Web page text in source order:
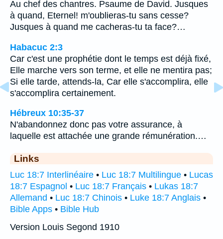
Au chef des chantres. Psaume de David. Jusques
à quand, Eternel! m'oublieras-tu sans cesse?
Jusques à quand me cacheras-tu ta face?…
Habacuc 2:3
Car c'est une prophétie dont le temps est déjà fixé,
Elle marche vers son terme, et elle ne mentira pas;
Si elle tarde, attends-la, Car elle s'accomplira, elle
s'accomplira certainement.
Hébreux 10:35-37
N'abandonnez donc pas votre assurance, à
laquelle est attachée une grande rémunération.…
Links
Luc 18:7 Interlinéaire • Luc 18:7 Multilingue • Lucas
18:7 Espagnol • Luc 18:7 Français • Lukas 18:7
Allemand • Luc 18:7 Chinois • Luke 18:7 Anglais •
Bible Apps • Bible Hub
Version Louis Segond 1910